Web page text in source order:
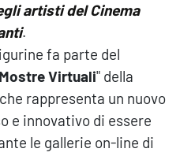
artisti del Cinema
.
fa parte del
Mostre Virtuali" della
che rappresenta un nuovo
e innovativo di essere
le gallerie on-line di